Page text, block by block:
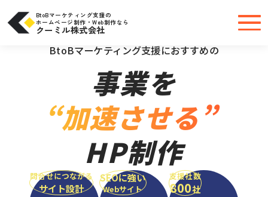
BtoBマーケティング支援の
ホームページ制作・Web制作なら
クーミル株式会社
＼大手・中小問わず実績豊富だから安心／
BtoBマーケティング支援におすすめの
事業を
“加速させる”
HP制作
問合せにつながる
サイト設計
SEOに強い
Webサイト
支援社数
800社